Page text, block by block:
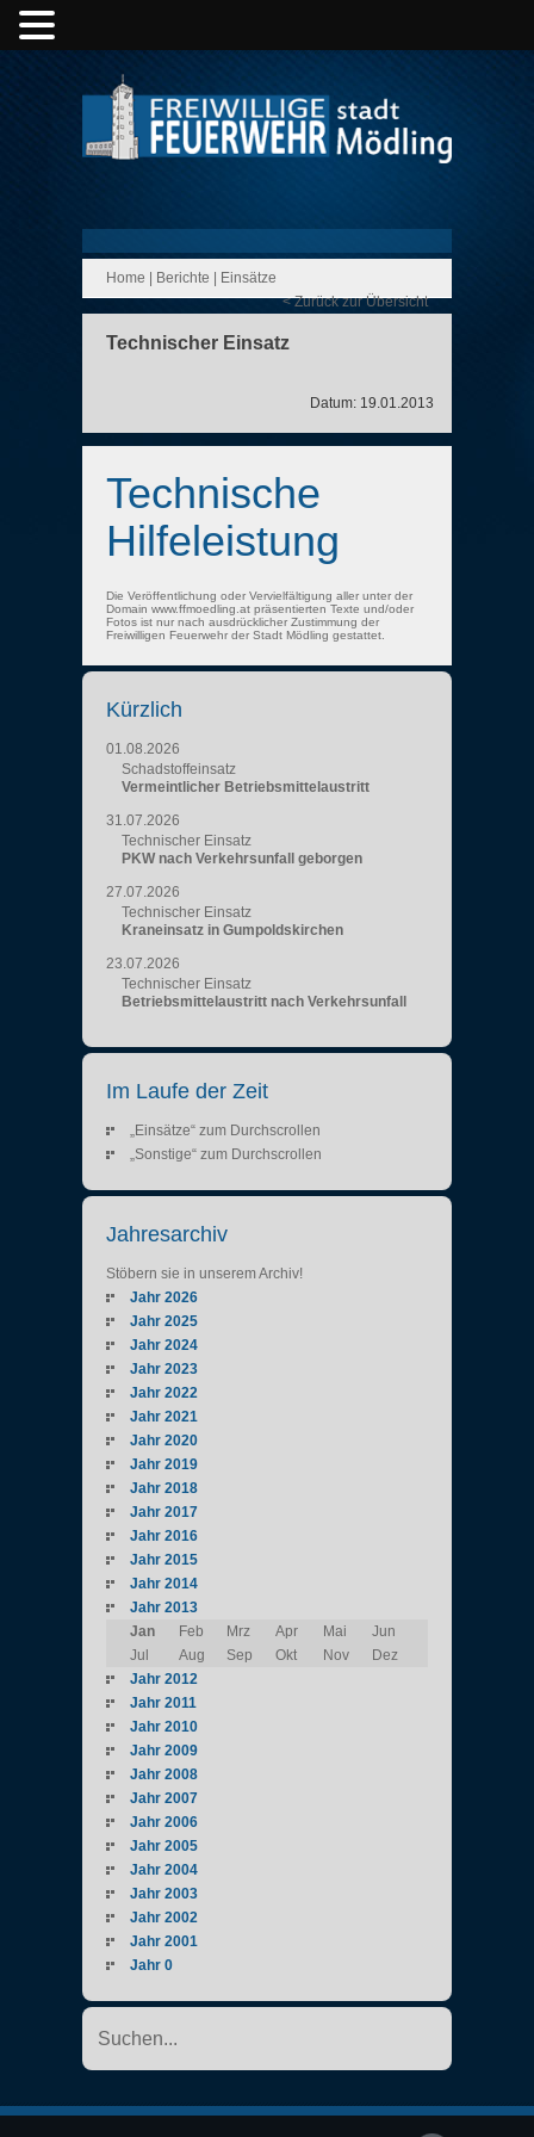
Home Berichte
Einsätze
< Zurück zur Übersicht
Technischer Einsatz
Datum: 19.01.2013
Technische
Hilfeleistung
Die Veröffentlichung oder Vervielfältigung aller unter der
Domain www.ffmoedling.at präsentierten Texte und/oder
Fotos ist nur nach ausdrücklicher Zustimmung der
Freiwilligen Feuerwehr der Stadt Mödling gestattet.
Kürzlich
01.08.2026
Schadstoffeinsatz
Vermeintlicher Betriebsmittelaustritt
31.07.2026
Technischer Einsatz
PKW nach Verkehrsunfall geborgen
27.07.2026
Technischer Einsatz
Kraneinsatz in Gumpoldskirchen
23.07.2026
Technischer Einsatz
Betriebsmittelaustritt nach Verkehrsunfall
Im Laufe der Zeit
„Einsätze“ zum Durchscrollen
„Sonstige“ zum Durchscrollen
Jahresarchiv
Stöbern sie in unserem Archiv!
Jahr 2026
Jahr 2025
Jahr 2024
Jahr 2023
Jahr 2022
Jahr 2021
Jahr 2020
Jahr 2019
Jahr 2018
Jahr 2017
Jahr 2016
Jahr 2015
Jahr 2014
Jahr 2013
Jan
Feb Mrz Apr Mai
Jun
Jul
Aug Sep Okt Nov
Dez
Jahr 2012
Jahr 2011
Jahr 2010
Jahr 2009
Jahr 2008
Jahr 2007
Jahr 2006
Jahr 2005
Jahr 2004
Jahr 2003
Jahr 2002
Jahr 2001
Jahr 0